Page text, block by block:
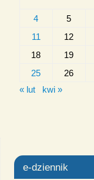
4
5
11
12
18
19
25
26
« lut
kwi »
e-dziennik